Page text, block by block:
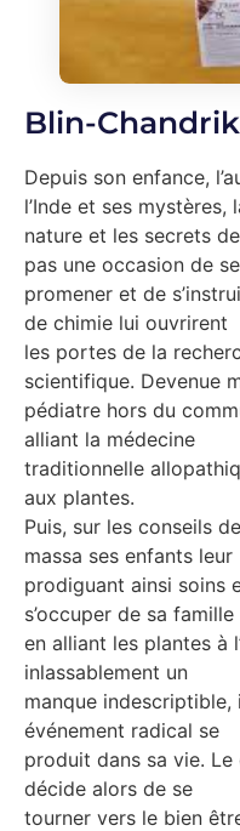
Blin-
Depuis son enfance,
l’Inde et ses mystères,
nature et les secrets
pas une occasion de se
promener et de
de chimie lui ouvrirent
les portes de la
scientifique. Devenue
pédiatre hors du
alliant la médecine
traditionnelle
aux plantes.
Puis, sur les conseils
massa ses enfants leur
prodiguant ainsi soins
s’occuper de sa famille
en alliant les plantes à
inlassablement un
manque indescriptible,
événement radical se
produit dans sa vie.
décide alors de se
tourner vers le bien